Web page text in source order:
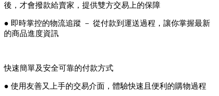
後，才會撥款給賣家，提供雙方交易上的保障
● 即時掌控的物流追蹤 － 從付款到運送過程，讓你掌握最新
的商品進度資訊
快速簡單及安全可靠的付款方式
● 使用友善又上手的交易介面，體驗快速且便利的購物過程